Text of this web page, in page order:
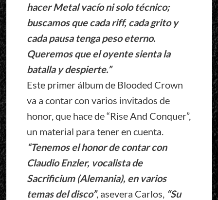
hacer Metal vacío ni solo técnico;
buscamos que cada riff, cada grito y
cada pausa tenga peso eterno.
Queremos que el oyente sienta la
batalla y despierte.”
Este primer álbum de Blooded Crown
va a contar con varios invitados de
honor, que hace de “Rise And Conquer”,
un material para tener en cuenta.
“Tenemos el honor de contar con
Claudio Enzler, vocalista de
Sacrificium (Alemania), en varios
temas del disco”, asevera Carlos, “Su